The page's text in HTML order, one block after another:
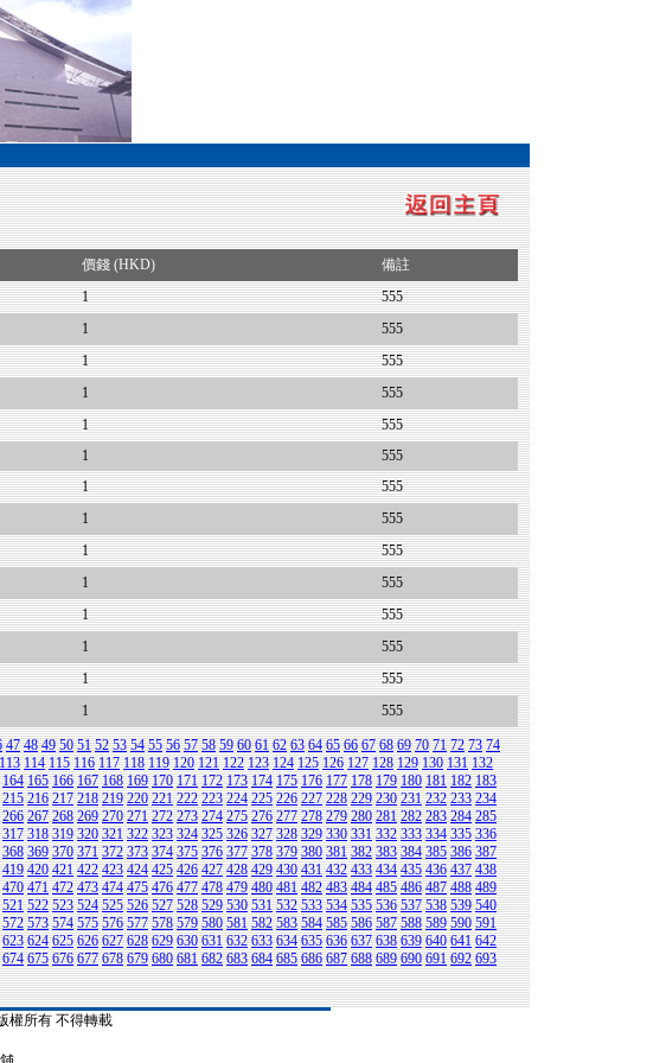
價錢 (HKD)
備註
1
555
1
555
1
555
1
555
1
555
1
555
1
555
1
555
1
555
1
555
1
555
1
555
1
555
1 555
47 48 49 50 51 52 53 54 55 56 57 58 59 60 61 62 63 64 65 66 67 68 69 70 71 72 73 74
113 114 115 116 117 118 119 120 121 122 123 124 125 126 127 128 129 130 131 132
164 165 166 167 168 169 170 171 172 173 174 175 176 177 178 179 180 181 182 183
215 216 217 218 219 220 221 222 223 224 225 226 227 228 229 230 231 232 233 234
266 267 268 269 270 271 272 273 274 275 276 277 278 279 280 281 282 283 284 285
317 318 319 320 321 322 323 324 325 326 327 328 329 330 331 332 333 334 335 336
368 369 370 371 372 373 374 375 376 377 378 379 380 381 382 383 384 385 386 387
419 420 421 422 423 424 425 426 427 428 429 430 431 432 433 434 435 436 437 438
470 471 472 473 474 475 476 477 478 479 480 481 482 483 484 485 486 487 488 489
521 522 523 524 525 526 527 528 529 530 531 532 533 534 535 536 537 538 539 540
572 573 574 575 576 577 578 579 580 581 582 583 584 585 586 587 588 589 590 591
623 624 625 626 627 628 629 630 631 632 633 634 635 636 637 638 639 640 641 642
674 675 676 677 678 679 680 681 682 683 684 685 686 687 688 689 690 691 692 693
權所有 不得轉載